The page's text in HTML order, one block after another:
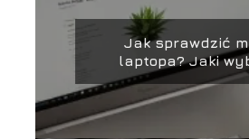
Jak sprawdzić
laptopa? Jaki